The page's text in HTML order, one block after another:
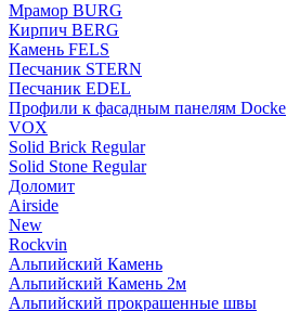
Мрамор BURG
Кирпич BERG
Камень FELS
Пес­ча­ник STERN
Пес­ча­ник EDEL
Профили к фасадным панелям Docke
VOX
Solid Brick Regular
Solid Stone Regular
Доломит
Airside
New
Rockvin
Альпийский Камень
Альпийский Камень 2м
Альпийский прокрашенные швы